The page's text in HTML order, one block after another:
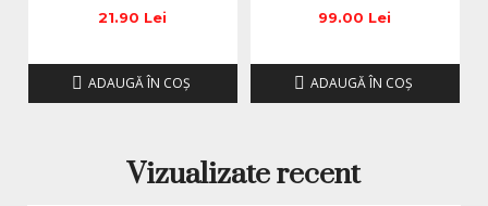
21.90 Lei
ADAUGĂ ÎN COŞ
99.00 Lei
ADAUGĂ ÎN COŞ
Vizualizate recent